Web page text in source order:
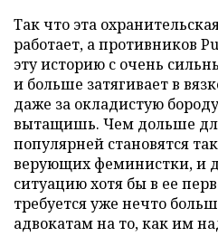
Так что эта
работает, а противников
эту историю с очень
и больше затягивает в
даже за окладистую
вытащишь. Чем дольше
популярней становятся
верующих феминистки, и
ситуацию хотя бы в ее
требуется уже нечто
адвокатам на то, как им